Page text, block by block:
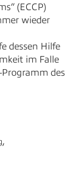
(ECCP)
wieder
dessen Hilfe
im Falle
des
,